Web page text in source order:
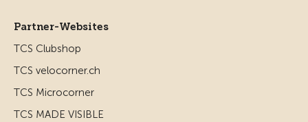
Partner-Websites
TCS Clubshop
TCS velocorner.ch
TCS Microcorner
TCS MADE VISIBLE